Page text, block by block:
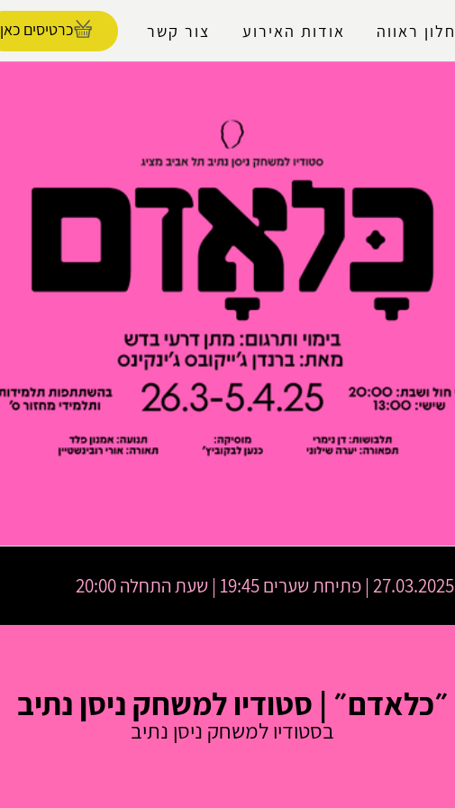
חלון ראווה אודות האירוע צור קשר כרטיסים כאן
27.03.2025 | פתיחת שערים 19:45 | שעת התחלה 20:00
״כלאדם״ | סטודיו למשחק ניסן נתיב
בסטודיו למשחק ניסן נתיב